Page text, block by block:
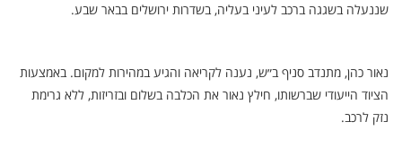
שננעלה בשגגה ברכב לעיני בעליה, בשדרות ירושלים בבאר שבע.
נאור כהן, מתנדב סניף ב״ש, נענה לקריאה והגיע במהירות למקום. באמצעות
הציוד הייעודי שברשותו, חילץ נאור את הכלבה בשלום ובזריזות, ללא גרימת
נזק לרכב.